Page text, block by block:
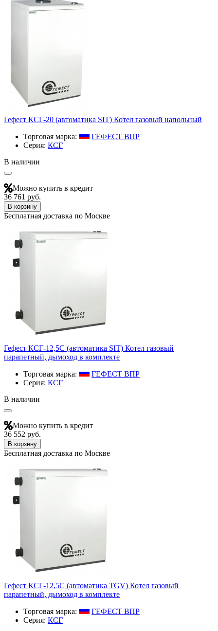
Гефест КСГ-20 (автоматика SIT) Котел газовый напольный
Торговая марка:
ГЕФЕСТ ВПР
Серия: КСГ
В наличии
Можно купить в кредит
36 761 руб.
В корзину
Бесплатная доставка по Москве
Гефест КСГ-12,5С (автоматика SIT) Котел газовый
парапетный, дымоход в комплекте
Торговая марка:
ГЕФЕСТ ВПР
Серия: КСГ
В наличии
Можно купить в кредит
36 552 руб.
В корзину
Бесплатная доставка по Москве
Гефест КСГ-12,5С (автоматика TGV) Котел газовый
парапетный, дымоход в комплекте
Торговая марка:
ГЕФЕСТ ВПР
Серия: КСГ